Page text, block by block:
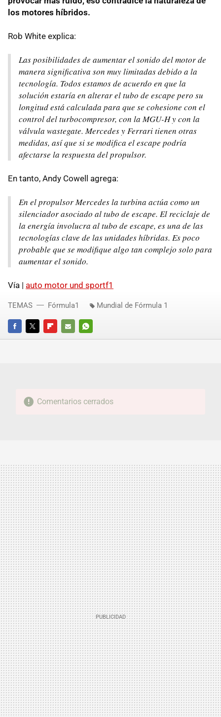
los motores híbridos.
Rob White explica:
Las posibilidades de aumentar el sonido del motor de
manera significativa son muy limitadas debido a la
tecnología. Todos estamos de acuerdo en que la
solución estaría en alterar el tubo de escape pero su
longitud está calculada para que se cohesione con el
control del turbocompresor, con la MGU-H y con la
válvula wastegate. Mercedes y Ferrari tienen otras
medidas, así que si se modifica el escape podría
afectarse la respuesta del propulsor.
En tanto, Andy Cowell agrega:
En el propulsor Mercedes la turbina actúa como un
silenciador asociado al tubo de escape. El reciclaje de
la energía involucra al tubo de escape, es una de las
tecnologías clave de las unidades híbridas. Es poco
probable que se modifique algo tan complejo solo para
aumentar el sonido.
Vía | auto motor und sportf1
FACEBOOKTWITTERFLIPBOARD
E-
WHATSAPP
TEMAS Fórmula1 Mundial de Fórmula 1
Comentarios cerrados